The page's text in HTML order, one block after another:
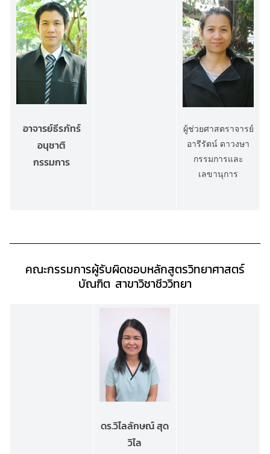
อาจารย์ธีรภัทร์
อนุชาติ
กรรมการ
ผู้ช่วยศาสตราจารย์
อารีรัตน์ ดาวงษา
กรรมการและ
เลขานุการ
คณะกรรมการผู้รับผิดชอบหลักสูตรวิทยาศาสตร์
บัณฑิต สาขาวิชาชีววิทยา
ดร.วิไลลักษณ์ สุด
วิไล